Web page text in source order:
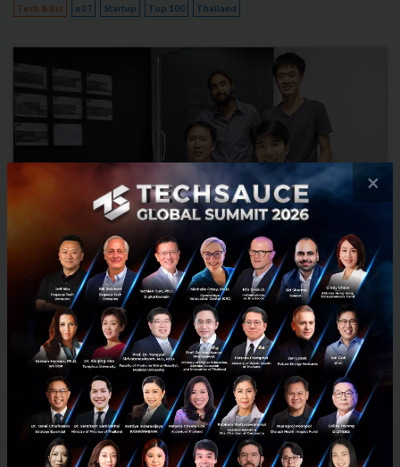
Tech & Biz e27 Startup Top 100 Thailand
สัมภาษณ์พิเศษ: FlowAccount ระบบบัญชีออนไลน์ The
Judges’ Choice จากงาน e27 Thailand Qualifier
ก่อนหน้าผมเคยเขียนบทความแนะนำผลิตภัณฑ์หนึ่งที่ตอบโจทย์กลุ่ม
Startup ด้วยกันเองรวมถึงธุรกิจขนาดเล็กด้วย นั่นก็คือระบบบัญชี
FlowAccount และเมื่องาน e27 Thailand Qualifier คัดเลือกทีม...
April 7, 2015 | Bycharathbank
×